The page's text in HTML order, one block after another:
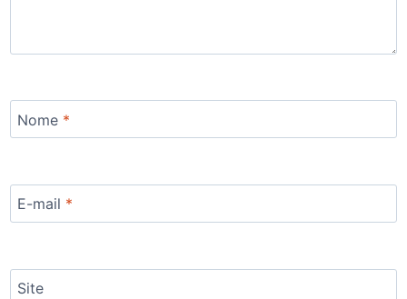
Nome *
E-mail *
Site